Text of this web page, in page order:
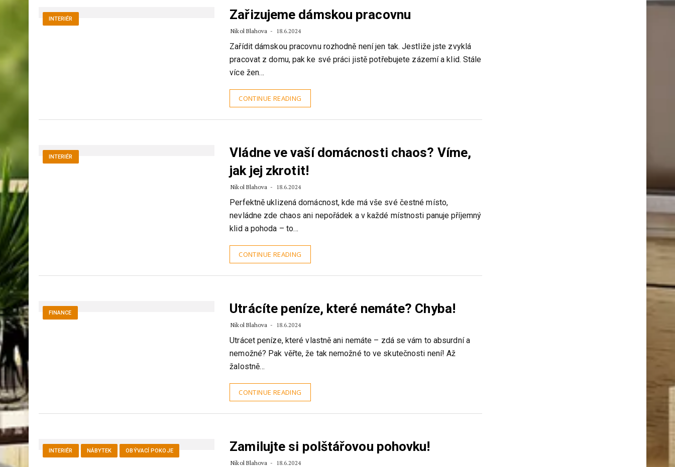
INTERIÉR Zařizujeme dámskou pracovnu
Nikol Blahova 18.6.2024
Zařídit dámskou pracovnu rozhodně není jen tak. Jestliže jste zvyklá
pracovat z domu, pak ke své práci jistě potřebujete zázemí a klid. Stále
více žen…
CONTINUE READING
INTERIÉR
Vládne ve vaší domácnosti chaos? Víme,
jak jej zkrotit!
Nikol Blahova 18.6.2024
Perfektně uklizená domácnost, kde má vše své čestné místo,
nevládne zde chaos ani nepořádek a v každé místnosti panuje příjemný
klid a pohoda – to…
CONTINUE READING
FINANCE Utrácíte peníze, které nemáte? Chyba!
Nikol Blahova 18.6.2024
Utrácet peníze, které vlastně ani nemáte – zdá se vám to absurdní a
nemožné? Pak věřte, že tak nemožné to ve skutečnosti není! Až
žalostně…
CONTINUE READING
INTERIÉR NÁBYTEK OBÝVACÍ POKOJE Zamilujte si polštářovou pohovku!
Nikol Blahova 18.6.2024